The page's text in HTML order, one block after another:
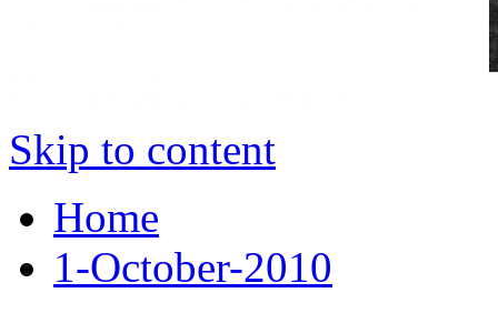
Skip to content
Home
1-October-2010